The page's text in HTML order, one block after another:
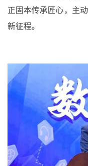
正固本传承匠心，主
新征程。